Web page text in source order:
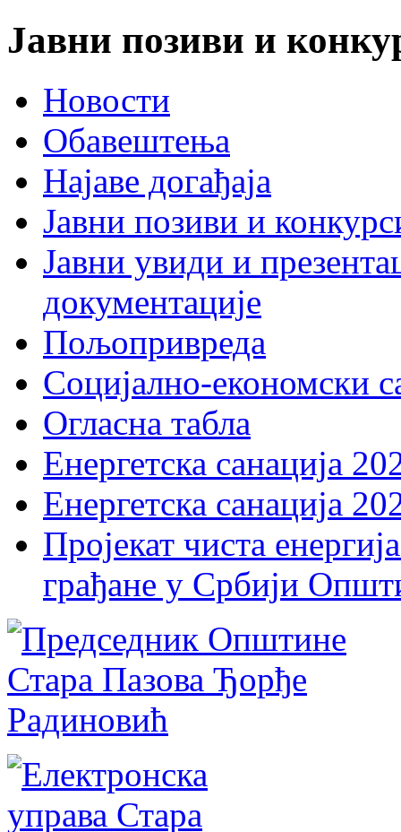
Јавни позиви и
Новости
Обавештења
Најаве догађаја
Јавни позиви и
Јавни увиди и
документације
Пољопривреда
Социјално-економски
Огласна табла
Енергетска санација
Енергетска санација
Пројекат чиста
грађане у Србији